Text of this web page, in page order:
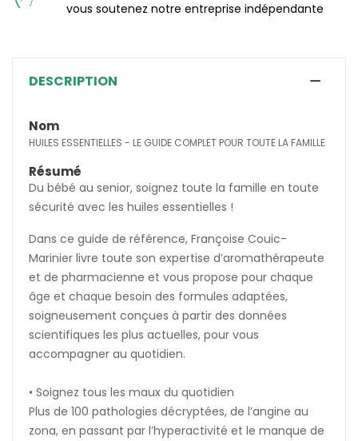
vous soutenez notre entreprise indépendante
DESCRIPTION
Nom
HUILES ESSENTIELLES - LE GUIDE COMPLET POUR TOUTE LA FAMILLE
Résumé
Du bébé au senior, soignez toute la famille en toute
sécurité avec les huiles essentielles !
Dans ce guide de référence, Françoise Couic-
Marinier livre toute son expertise d’aromathérapeute
et de pharmacienne et vous propose pour chaque
âge et chaque besoin des formules adaptées,
soigneusement conçues à partir des données
scientifiques les plus actuelles, pour vous
accompagner au quotidien.
• Soignez tous les maux du quotidien
Plus de 100 pathologies décryptées, de l’angine au
zona, en passant par l’hyperactivité et le manque de